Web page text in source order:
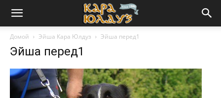
Домой Эйша Кара Юлдуз Эйша перед1
Эйша перед1